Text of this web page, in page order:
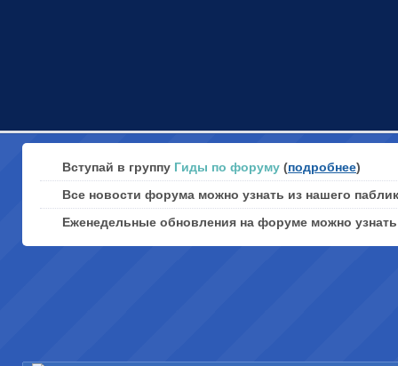
Вступай в группу Гиды по форуму (подробнее)
Все новости форума можно узнать из нашего
Еженедельные обновления на форуме можно